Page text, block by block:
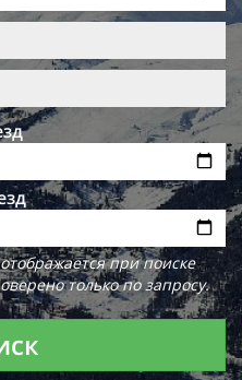
при поиске
только по запросу.